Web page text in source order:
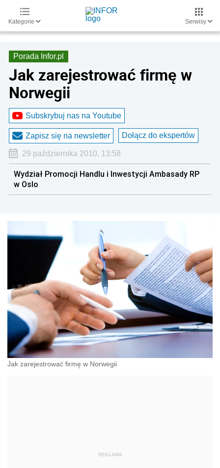
Kategorie Serwisy
Porada Infor.pl
Jak zarejestrować firmę w
Norwegii
Subskrybuj nas na Youtube
Zapisz się na newsletter Dołącz do ekspertów
29 października 2010, 13:58
Wydział Promocji Handlu i Inwestycji Ambasady RP
w Oslo
Jak zarejestrować firmę w Norwegii